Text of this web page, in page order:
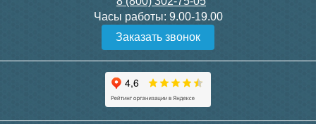
Конвектор ITT.080.200.1300
с решеткой GRILL.SGW-20-
Конвектор ITT.080.200.1000
с решеткой GRILL.SGW-20-
Подробнее Подробнее
Часы работы: 9.00-19.00
Заказать звонок